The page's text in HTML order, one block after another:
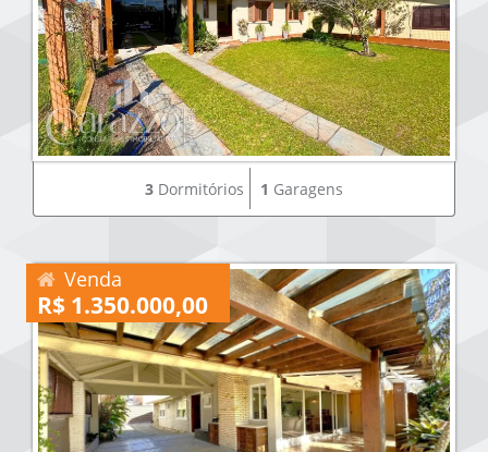
3 Dormitórios 1 Garagens
Venda
R$ 1.350.000,00